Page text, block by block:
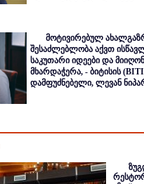
მოტივირებულ
შესაძლებლობა აქვთ
საკუთარი იდეები და
მხარდაჭერა, - ბიტისის
დამფუძნებელი, ლევან